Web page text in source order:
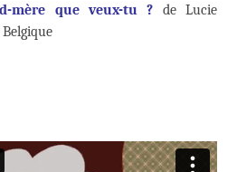
mère que veux-tu ? de Lucie